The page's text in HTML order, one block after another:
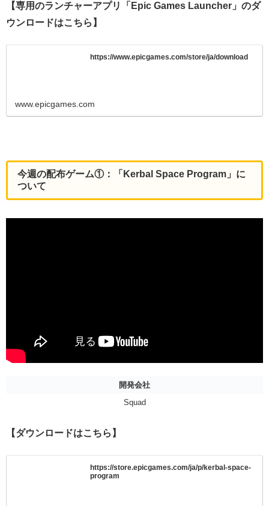
【専用のランチャーアプリ「Epic Games Launcher」のダ
ウンロードはこちら】
https://www.epicgames.com/store/ja/download
www.epicgames.com
今週の配布ゲーム①：「Kerbal Space Program」に
ついて
開発会社
Squad
【ダウンロードはこちら】
https://store.epicgames.com/ja/p/kerbal-space-
program